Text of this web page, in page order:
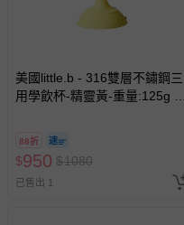
美國little.b - 316雙層不鏽鋼三
用學飲杯-精靈黃-重量:125g 容
88折
$950 $1080
已售出 1